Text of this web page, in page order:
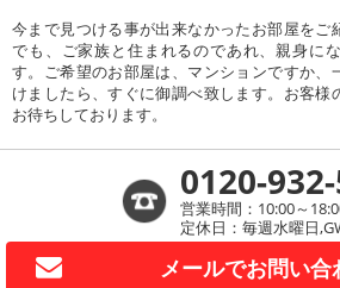
今まで見つける事が出来なかったお部屋をご
でも、ご家族と住まれるのであれ、親身に
す。ご希望のお部屋は、マンションですか、
けましたら、すぐに御調べ致します。お客様
お待ちしております。
0120-
営業時間：10:00～
定休日：毎週水曜日
メールでお問い合